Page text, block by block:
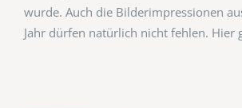
wurde. Auch die Bilderimpressionen
Jahr dürfen natürlich nicht fehlen. Hier